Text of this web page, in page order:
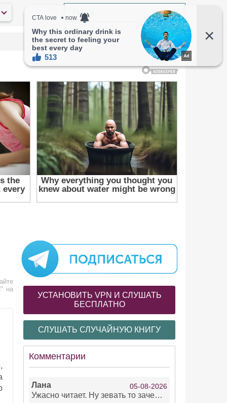
на
УСТАНОВИТЬ VPN И СЛУШАТЬ
БЕСПЛАТНО
СЛУШАТЬ СЛУЧАЙНУЮ КНИГУ
Комментарии
Лана 05-08-2026
Ужасно читает. Ну зевать то зачем. Уже не говорю, что ударения ставит, как хочет.